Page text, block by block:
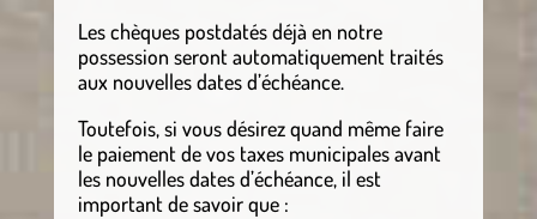
Les chèques postdatés déjà en notre
possession seront automatiquement traités
aux nouvelles dates d’échéance.
Toutefois, si vous désirez quand même faire
le paiement de vos taxes municipales avant
les nouvelles dates d’échéance, il est
important de savoir que :